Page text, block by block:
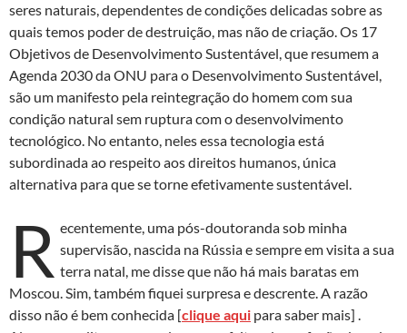
seres naturais, dependentes de condições delicadas sobre as
quais temos poder de destruição, mas não de criação. Os 17
Objetivos de Desenvolvimento Sustentável, que resumem a
Agenda 2030 da ONU para o Desenvolvimento Sustentável,
são um manifesto pela reintegração do homem com sua
condição natural sem ruptura com o desenvolvimento
tecnológico. No entanto, neles essa tecnologia está
subordinada ao respeito aos direitos humanos, única
alternativa para que se torne efetivamente sustentável.
R ecentemente, uma pós-doutoranda sob minha
supervisão, nascida na Rússia e sempre em visita a sua
terra natal, me disse que não há mais baratas em
Moscou. Sim, também fiquei surpresa e descrente. A razão
disso não é bem conhecida [clique aqui para saber mais] .